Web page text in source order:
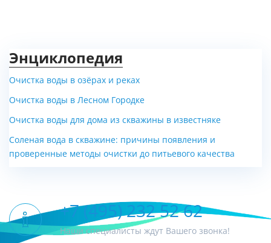
Энциклопедия
Очистка воды в озёрах и реках
Очистка воды в Лесном Городке
Очистка воды для дома из скважины в известняке
Соленая вода в скважине: причины появления и
проверенные методы очистки до питьевого качества
+7 (495) 232 52 62
Наши специалисты ждут Вашего звонка!